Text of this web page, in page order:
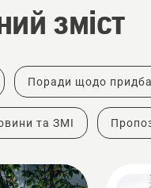
зміст
Поради щодо
та ЗМІ